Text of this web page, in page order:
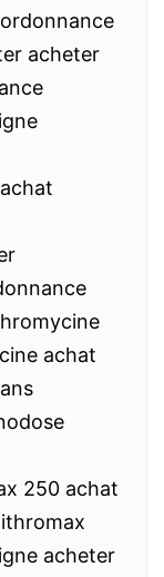
acheter
achat
250 achat
acheter